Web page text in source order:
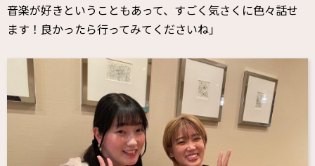
音楽が好きということもあって、すごく気さくに色々話せ
ます！良かったら行ってみてくださいね」